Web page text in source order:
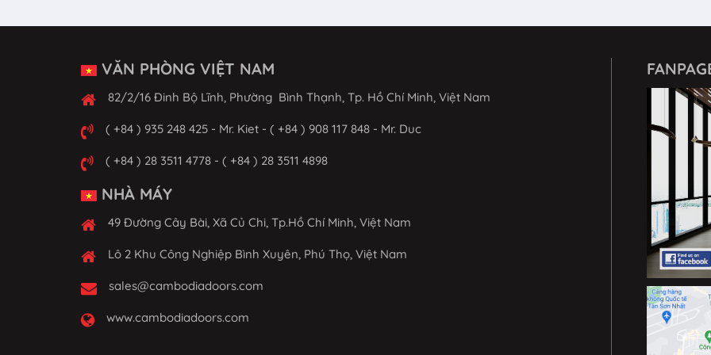
VĂN PHÒNG VIỆT NAM
82/2/16 Đinh Bộ Lĩnh, Phường Bình Thạnh, Tp. Hồ Chí Minh, Việt Nam
( +84 ) 935 248 425 - Mr. Kiet - ( +84 ) 908 117 848 - Mr. Duc
( +84 ) 28 3511 4778 - ( +84 ) 28 3511 4898
NHÀ MÁY
49 Đường Cây Bài, Xã Củ Chi, Tp.Hồ Chí Minh, Việt Nam
Lô 2 Khu Công Nghiệp Bình Xuyên, Phú Thọ, Việt Nam
sales@cambodiadoors.com
www.cambodiadoors.com